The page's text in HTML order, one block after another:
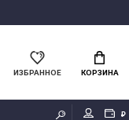
ИЗБРАННОЕ КОРЗИНА
₽